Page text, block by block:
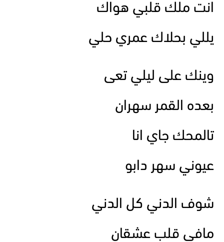
انت ملك قلبي هواك
يللي بحلاك عمري حلي
وينك على ليلي تعى
بعده القمر سهران
تالمحك جاي انا
عيوني سهر دابو
شوف الدني كل الدني
مافي قلب عشقان